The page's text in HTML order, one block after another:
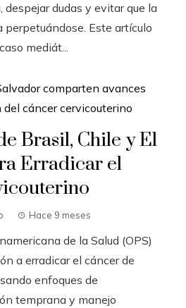
dudas y evitar que la
Este artículo
mediát...
Brasil, Chile y El
Erradicar el
Hace 9 meses
de la Salud (OPS)
a erradicar el cáncer de
enfoques de
temprana y manejo